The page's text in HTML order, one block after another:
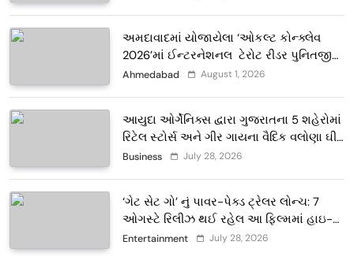
અમદાવાદમાં યોજાયેલા ‘ઓકલ્ટ કોન્ક્લેવ
2026’માં ઈન્ટરનેશનલ ટેરોટ રીડર પુનિતજી
લુલ્લા એ ટેરોટ કાર્ડ રીડિંગ અંગે માહિતી આપી
Ahmedabad August 1, 2026
આયુદા ઓર્ગેનિક્સ દ્વારા ગુજરાતના 5 શહેરોમાં
રિટેલ સ્ટોર્સ અને ગીર ગાયના વૈદિક વલોણા ઘી-
દૂધની શુદ્ધ સેવાઓ સાથે વ્યાપક વિસ્તરણ
Business July 28, 2026
‘ગેટ સેટ ગો’ નું પાવર-પેક્ડ ટ્રેલર લોન્ચ: 7
ઓગસ્ટે રિલીઝ થઈ રહેલ આ ફિલ્મમાં હાઇ-
ટેક VFX જોવા મળશે
Entertainment July 28, 2026